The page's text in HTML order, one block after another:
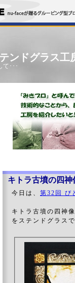
ンドグラス工
･･･
キトラ古墳の四神
今日は、 第32回 び
キトラ古墳の四神
をステンドグラス